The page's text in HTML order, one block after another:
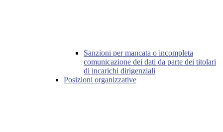
Sanzioni per mancata o incompleta
comunicazione dei dati da parte dei titolari
di incarichi dirigenziali
Posizioni organizzative